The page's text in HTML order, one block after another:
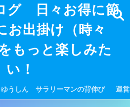
グ 日々お得に節
お出掛け（時々
もっと楽しみた
い！
ゆうしん サラリーマンの背伸び 運